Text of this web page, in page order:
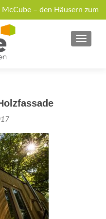
– den Häusern zum
Mitnehmen!
Anfrage
MENU